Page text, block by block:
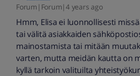
Forum|Forum|4 years ago
Hmm, Elisa ei luonnollisesti
tai välitä asiakkaiden
mainostamista tai mitään
varten, mutta meidän kautta on
kyllä tarkoin valituilta